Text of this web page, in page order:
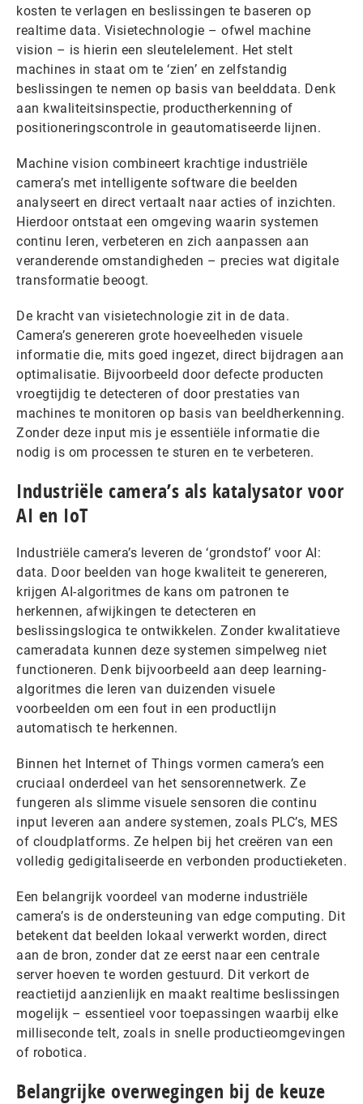
kosten te verlagen en beslissingen te baseren op
realtime data. Visietechnologie – ofwel machine
vision – is hierin een sleutelelement. Het stelt
machines in staat om te ‘zien’ en zelfstandig
beslissingen te nemen op basis van beelddata. Denk
aan kwaliteitsinspectie, productherkenning of
positioneringscontrole in geautomatiseerde lijnen.
Machine vision combineert krachtige industriële
camera’s met intelligente software die beelden
analyseert en direct vertaalt naar acties of inzichten.
Hierdoor ontstaat een omgeving waarin systemen
continu leren, verbeteren en zich aanpassen aan
veranderende omstandigheden – precies wat digitale
transformatie beoogt.
De kracht van visietechnologie zit in de data.
Camera’s genereren grote hoeveelheden visuele
informatie die, mits goed ingezet, direct bijdragen aan
optimalisatie. Bijvoorbeeld door defecte producten
vroegtijdig te detecteren of door prestaties van
machines te monitoren op basis van beeldherkenning.
Zonder deze input mis je essentiële informatie die
nodig is om processen te sturen en te verbeteren.
Industriële camera’s als katalysator voor
AI en IoT
Industriële camera’s leveren de ‘grondstof’ voor AI:
data. Door beelden van hoge kwaliteit te genereren,
krijgen AI-algoritmes de kans om patronen te
herkennen, afwijkingen te detecteren en
beslissingslogica te ontwikkelen. Zonder kwalitatieve
cameradata kunnen deze systemen simpelweg niet
functioneren. Denk bijvoorbeeld aan deep learning-
algoritmes die leren van duizenden visuele
voorbeelden om een fout in een productlijn
automatisch te herkennen.
Binnen het Internet of Things vormen camera’s een
cruciaal onderdeel van het sensorennetwerk. Ze
fungeren als slimme visuele sensoren die continu
input leveren aan andere systemen, zoals PLC’s, MES
of cloudplatforms. Ze helpen bij het creëren van een
volledig gedigitaliseerde en verbonden productieketen.
Een belangrijk voordeel van moderne industriële
camera’s is de ondersteuning van edge computing. Dit
betekent dat beelden lokaal verwerkt worden, direct
aan de bron, zonder dat ze eerst naar een centrale
server hoeven te worden gestuurd. Dit verkort de
reactietijd aanzienlijk en maakt realtime beslissingen
mogelijk – essentieel voor toepassingen waarbij elke
milliseconde telt, zoals in snelle productieomgevingen
of robotica.
Belangrijke overwegingen bij de keuze